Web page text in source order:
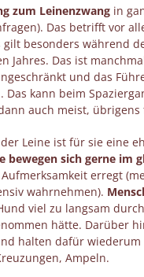
zum Leinenzwang in
Das betrifft vor
gilt besonders während
Jahres. Das ist
und das
kann beim
auch meist,
Leine ist für sie eine
bewegen sich gerne im
erregt
wahrnehmen).
viel zu langsam
hätte. Darüber
halten dafür
Ampeln.